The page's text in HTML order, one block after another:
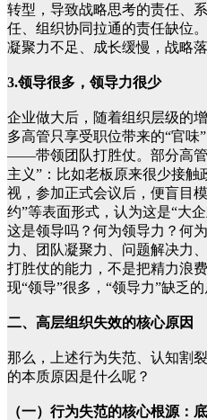
转型，导致战略思考的责任、
任、组织协同拉通的责任缺位
凝聚力不足、成长缓慢，战略
3.领导很多，领导力很少
企业做大后，随着组织层级的
多高管只享受职位带来的“官
——带领团队打胜仗。部分高管
主义”：比如老板原来很少接
视，参加正式会议后，便盲目
约”等表面形式，认为这是“大
这是领导吗？何为领导力？何
力、团队凝聚力、问题解决力
打胜仗的能力，不是把精力浪
现“领导”很多，“领导力”缺乏的
二、高层组织失效的核心原因
那么，上述行为失范、认知割
的本质原因是什么呢？
（一）行为失范的核心根源：